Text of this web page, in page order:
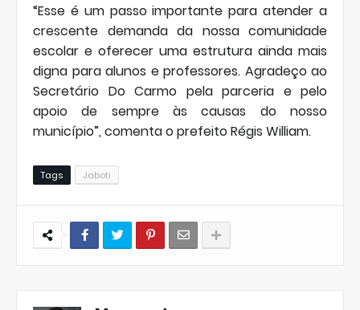
“Esse é um passo importante para atender a
crescente demanda da nossa comunidade
escolar e oferecer uma estrutura ainda mais
digna para alunos e professores. Agradeço ao
Secretário Do Carmo pela parceria e pelo
apoio de sempre às causas do nosso
município”, comenta o prefeito Régis William.
Tags Jaboti